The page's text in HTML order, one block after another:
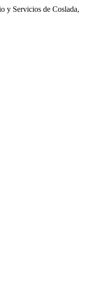
y Servicios de Coslada,